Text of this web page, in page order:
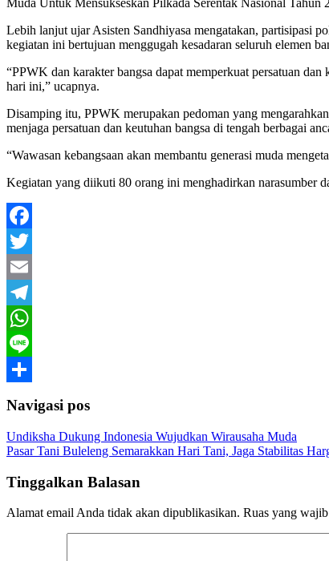
Lebih lanjut ujar Asisten Sandhiyasa mengatakan, partisipasi
kegiatan ini bertujuan menggugah kesadaran seluruh elemen
“PPWK dan karakter bangsa dapat memperkuat persatuan
hari ini,” ucapnya.
Disamping itu, PPWK merupakan pedoman yang
menjaga persatuan dan keutuhan bangsa di tengah berbagai
“Wawasan kebangsaan akan membantu generasi muda
Kegiatan yang diikuti 80 orang ini menghadirkan narasumber
Facebook
Twitter
Email
Telegram
WhatsApp
Line
Navigasi pos
Undiksha Dukung Indonesia Wujudkan Wirausaha Muda
Pasar Tani Buleleng Semarakkan Hari Tani, Jaga Stabilitas
Tinggalkan Balasan
Alamat email Anda tidak akan dipublikasikan. Ruas yang